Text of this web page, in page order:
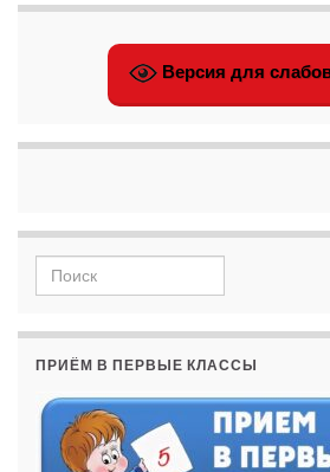
Версия для
Search for:
ПРИЁМ В ПЕРВЫЕ КЛАССЫ